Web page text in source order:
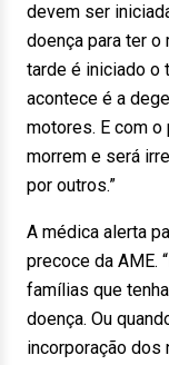
devem ser
doença para ter
tarde é iniciado o
acontece é a
motores. E com
morrem e será
por outros.”
A médica alerta
precoce da AME.
famílias que
doença. Ou
incorporação dos